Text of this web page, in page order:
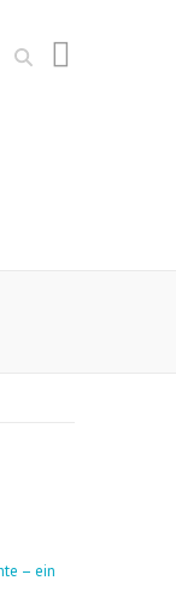
Suchen